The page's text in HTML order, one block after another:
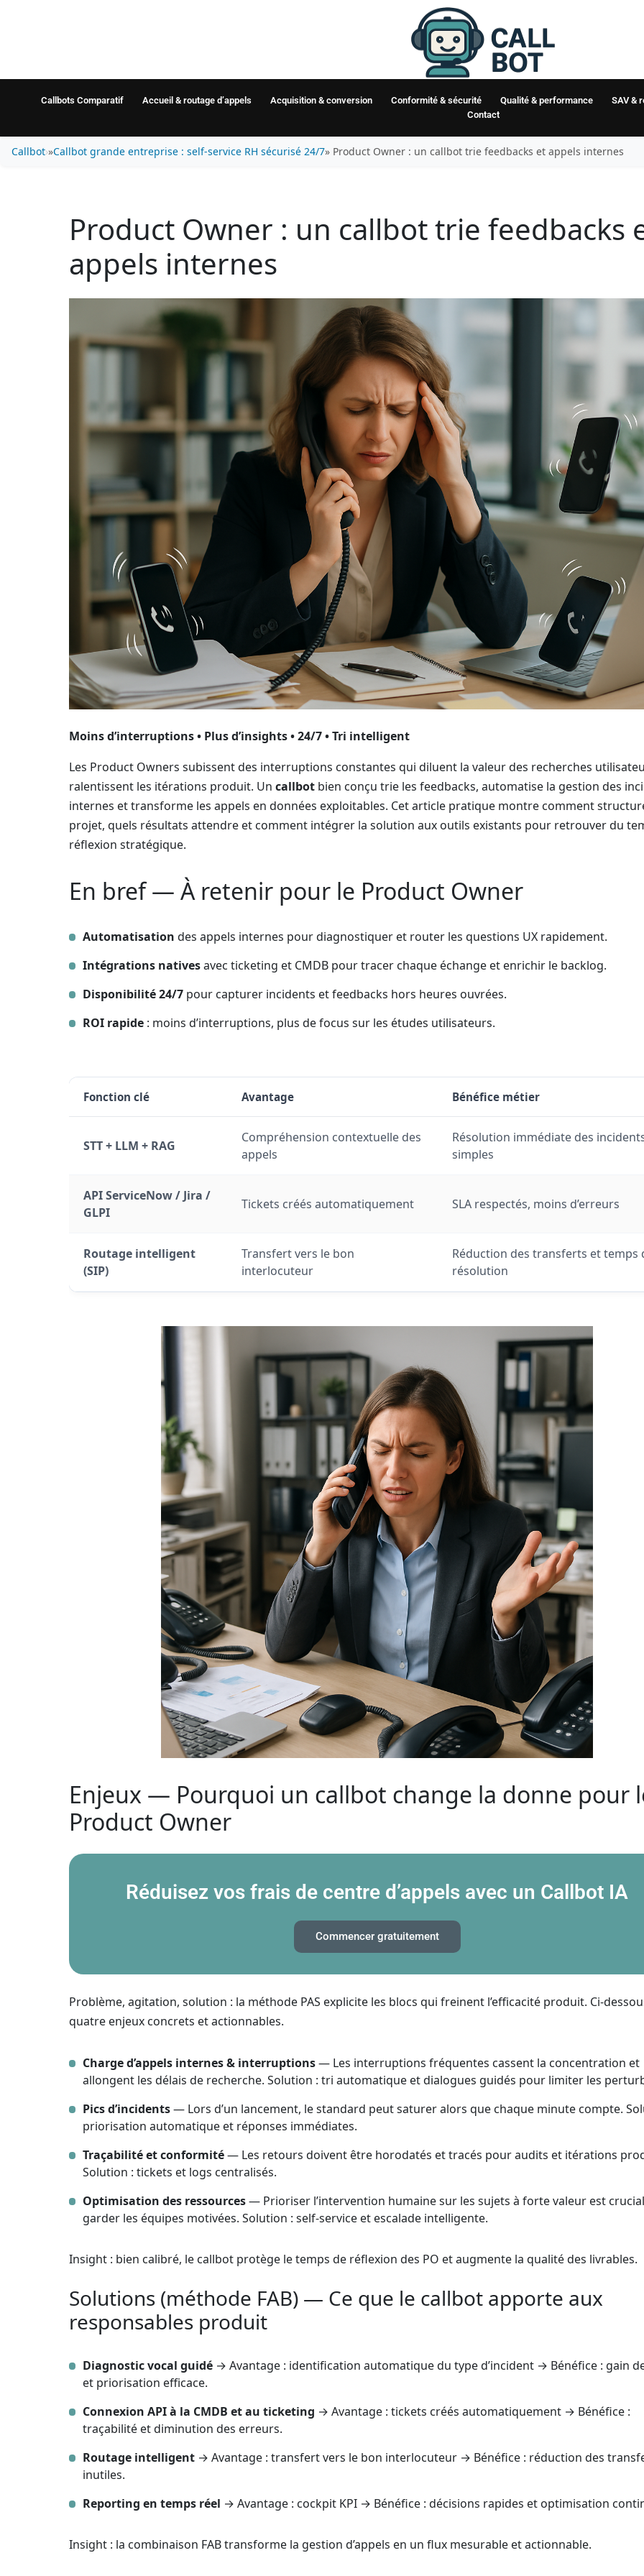
Callbots Comparatif Accueil & routage d’appels Acquisition & conversion Conformité & sécurité Qualité & performance
SAV &
Contact
Callbot »Callbot grande entreprise : self-service RH sécurisé 24/7» Product Owner : un callbot trie feedbacks et appels internes
Product Owner : un callbot trie feedbacks
appels internes
Moins d’interruptions • Plus d’insights • 24/7 • Tri intelligent
Les Product Owners subissent des interruptions constantes qui diluent la valeur des recherches
ralentissent les itérations produit. Un callbotbien conçu trie les feedbacks, automatise la gestion des
internes et transforme les appels en données exploitables. Cet article pratique montre comment
projet, quels résultats attendre et comment intégrer la solution aux outils existants pour retrouver du
réflexion stratégique.
En bref — À retenir pour le Product Owner
Automatisation des appels internes pour diagnostiquer et router les questions UX rapidement.
Intégrations nativesavec ticketing et CMDB pour tracer chaque échange et enrichir le backlog.
Disponibilité 24/7pour capturer incidents et feedbacks hors heures ouvrées.
ROI rapide: moins d’interruptions, plus de focus sur les études utilisateurs.
Fonction clé Avantage Bénéfice métier
STT + LLM + RAG
Compréhension contextuelle des
appels
Résolution immédiate des
simples
API ServiceNow / Jira /
GLPI
Tickets créés automatiquement SLA respectés, moins d’erreurs
Routage intelligent
(SIP)
Transfert vers le bon
interlocuteur
Réduction des transferts et temps
résolution
Enjeux — Pourquoi un callbot change la donne pour
Product Owner
Réduisez vos frais de centre d’appels avec un Callbot IA
Commencer gratuitement
Problème, agitation, solution : la méthode PAS explicite les blocs qui freinent l’efficacité produit.
quatre enjeux concrets et actionnables.
Charge d’appels internes & interruptions— Les interruptions fréquentes cassent la concentration et
allongent les délais de recherche. Solution : tri automatique et dialogues guidés pour limiter les
Pics d’incidents— Lors d’un lancement, le standard peut saturer alors que chaque minute compte.
priorisation automatique et réponses immédiates.
Traçabilité et conformité— Les retours doivent être horodatés et tracés pour audits et itérations
Solution : tickets et logs centralisés.
Optimisation des ressources— Prioriser l’intervention humaine sur les sujets à forte valeur est
garder les équipes motivées. Solution : self‑service et escalade intelligente.
Insight : bien calibré, le callbot protège le temps de réflexion des PO et augmente la qualité des livrables.
Solutions (méthode FAB) — Ce que le callbot apporte aux
responsables produit
Diagnostic vocal guidé→ Avantage : identification automatique du type d’incident → Bénéfice : gain
et priorisation efficace.
Connexion API à la CMDB et au ticketing → Avantage : tickets créés automatiquement → Bénéfice :
traçabilité et diminution des erreurs.
Routage intelligent→ Avantage : transfert vers le bon interlocuteur → Bénéfice : réduction des
inutiles.
Reporting en temps réel → Avantage : cockpit KPI → Bénéfice : décisions rapides et optimisation
Insight : la combinaison FAB transforme la gestion d’appels en un flux mesurable et actionnable.